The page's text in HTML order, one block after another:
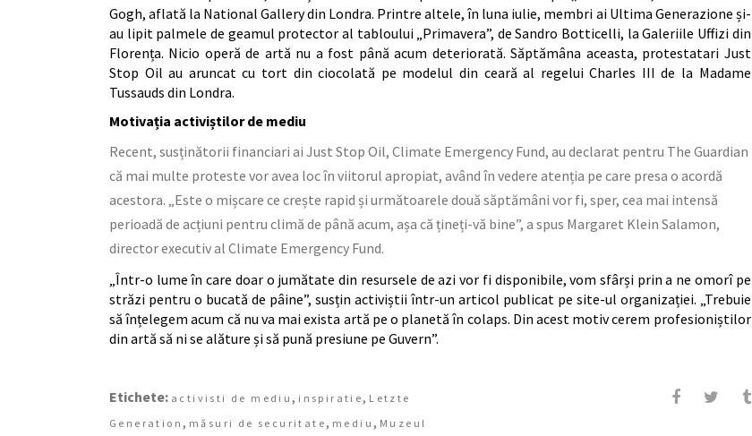
Gogh, aflată la National Gallery din Londra. Printre altele, în luna iulie, membri ai Ultima Generazione și-
au lipit palmele de geamul protector al tabloului „Primavera”, de Sandro Botticelli, la Galeriile Uffizi din
Florența. Nicio operă de artă nu a fost până acum deteriorată. Săptămâna aceasta, protestatari Just
Stop Oil au aruncat cu tort din ciocolată pe modelul din ceară al regelui Charles III de la Madame
Tussauds din Londra.
Motivația activiștilor de mediu
Recent, susținătorii financiari ai Just Stop Oil, Climate Emergency Fund, au declarat pentru The Guardian
că mai multe proteste vor avea loc în viitorul apropiat, având în vedere atenția pe care presa o acordă
acestora. „Este o mișcare ce crește rapid și următoarele două săptămâni vor fi, sper, cea mai intensă
perioadă de acțiuni pentru climă de până acum, așa că țineți-vă bine”, a spus Margaret Klein Salamon,
director executiv al Climate Emergency Fund.
„Într-o lume în care doar o jumătate din resursele de azi vor fi disponibile, vom sfârși prin a ne omorî pe
străzi pentru o bucată de pâine”, susțin activiștii într-un articol publicat pe site-ul organizației. „Trebuie
să înțelegem acum că nu va mai exista artă pe o planetă în colaps. Din acest motiv cerem profesioniștilor
din artă să ni se alăture și să pună presiune pe Guvern”.
Etichete: activisti de mediu , inspiratie , Letzte
Generation , măsuri de securitate , mediu , Muzeul